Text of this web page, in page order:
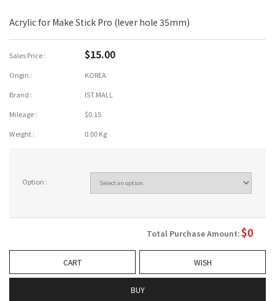
Acrylic for Make Stick Pro (lever hole 35mm)
Sales Price : $15.00
Origin :
KOREA
Brand :
IST MALL
Mileage :
$0.15
Weight :
0.00 Kg
Option :
Total Purchase Amount:$0
CART WISH
BUY